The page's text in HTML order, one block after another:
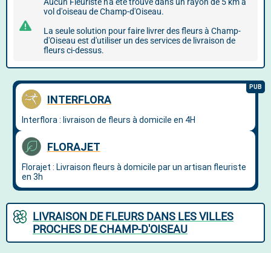
vol d'oiseau de Champ-d'Oiseau.
La seule solution pour faire livrer des fleurs à Champ-
d'Oiseau est d'utiliser un des services de livraison de
fleurs ci-dessus.
LIVRAISON DE FLEURS DANS LES VILLES
PROCHES DE CHAMP-D'OISEAU